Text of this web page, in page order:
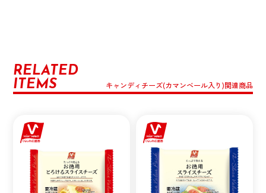
RELATED
ITEMS
キャンディチーズ(カマンベール入り)関連商品